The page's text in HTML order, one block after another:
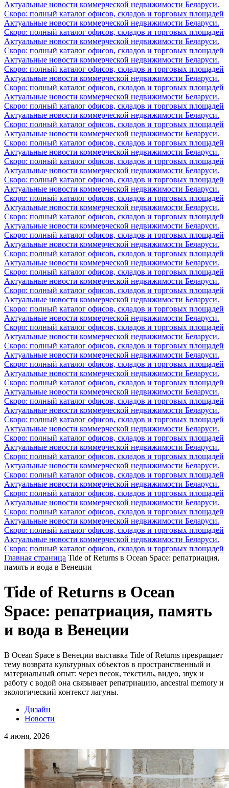
Актуальные новости коммерческой недвижимости Беларуси.
Скоро: полный каталог офисов, складов и торговых площадей
Актуальные новости коммерческой недвижимости Беларуси.
Скоро: полный каталог офисов, складов и торговых площадей
Актуальные новости коммерческой недвижимости Беларуси.
Скоро: полный каталог офисов, складов и торговых площадей
Актуальные новости коммерческой недвижимости Беларуси.
Скоро: полный каталог офисов, складов и торговых площадей
Актуальные новости коммерческой недвижимости Беларуси.
Скоро: полный каталог офисов, складов и торговых площадей
Актуальные новости коммерческой недвижимости Беларуси.
Скоро: полный каталог офисов, складов и торговых площадей
Актуальные новости коммерческой недвижимости Беларуси.
Скоро: полный каталог офисов, складов и торговых площадей
Актуальные новости коммерческой недвижимости Беларуси.
Скоро: полный каталог офисов, складов и торговых площадей
Актуальные новости коммерческой недвижимости Беларуси.
Скоро: полный каталог офисов, складов и торговых площадей
Актуальные новости коммерческой недвижимости Беларуси.
Скоро: полный каталог офисов, складов и торговых площадей
Актуальные новости коммерческой недвижимости Беларуси.
Скоро: полный каталог офисов, складов и торговых площадей
Актуальные новости коммерческой недвижимости Беларуси.
Скоро: полный каталог офисов, складов и торговых площадей
Актуальные новости коммерческой недвижимости Беларуси.
Скоро: полный каталог офисов, складов и торговых площадей
Актуальные новости коммерческой недвижимости Беларуси.
Скоро: полный каталог офисов, складов и торговых площадей
Актуальные новости коммерческой недвижимости Беларуси.
Скоро: полный каталог офисов, складов и торговых площадей
Актуальные новости коммерческой недвижимости Беларуси.
Скоро: полный каталог офисов, складов и торговых площадей
Актуальные новости коммерческой недвижимости Беларуси.
Скоро: полный каталог офисов, складов и торговых площадей
Актуальные новости коммерческой недвижимости Беларуси.
Скоро: полный каталог офисов, складов и торговых площадей
Актуальные новости коммерческой недвижимости Беларуси.
Скоро: полный каталог офисов, складов и торговых площадей
Актуальные новости коммерческой недвижимости Беларуси.
Скоро: полный каталог офисов, складов и торговых площадей
Актуальные новости коммерческой недвижимости Беларуси.
Скоро: полный каталог офисов, складов и торговых площадей
Актуальные новости коммерческой недвижимости Беларуси.
Скоро: полный каталог офисов, складов и торговых площадей
Актуальные новости коммерческой недвижимости Беларуси.
Скоро: полный каталог офисов, складов и торговых площадей
Актуальные новости коммерческой недвижимости Беларуси.
Скоро: полный каталог офисов, складов и торговых площадей
Актуальные новости коммерческой недвижимости Беларуси.
Скоро: полный каталог офисов, складов и торговых площадей
Актуальные новости коммерческой недвижимости Беларуси.
Скоро: полный каталог офисов, складов и торговых площадей
Актуальные новости коммерческой недвижимости Беларуси.
Скоро: полный каталог офисов, складов и торговых площадей
Актуальные новости коммерческой недвижимости Беларуси.
Скоро: полный каталог офисов, складов и торговых площадей
Актуальные новости коммерческой недвижимости Беларуси.
Скоро: полный каталог офисов, складов и торговых площадей
Актуальные новости коммерческой недвижимости Беларуси.
Скоро: полный каталог офисов, складов и торговых площадей
Главная страница Tide of Returns в Ocean Space: репатриация,
память и вода в Венеции
Tide of Returns в Ocean
Space: репатриация, память
и вода в Венеции
В Ocean Space в Венеции выставка Tide of Returns превращает
тему возврата культурных объектов в пространственный и
материальный опыт: через песок, текстиль, видео, звук и
работу с водой она связывает репатриацию, ancestral memory и
экологический контекст лагуны.
Дизайн
Новости
4 июня, 2026